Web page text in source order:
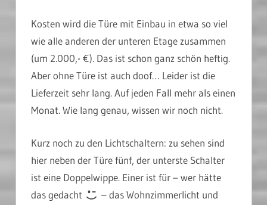
Kosten wird die Türe mit Einbau in etwa so viel
wie alle anderen der unteren Etage zusammen
(um 2.000,- €). Das ist schon ganz schön heftig.
Aber ohne Türe ist auch doof… Leider ist die
Lieferzeit sehr lang. Auf jeden Fall mehr als einen
Monat. Wie lang genau, wissen wir noch nicht.
Kurz noch zu den Lichtschaltern: zu sehen sind
hier neben der Türe fünf, der unterste Schalter
ist eine Doppelwippe. Einer ist für – wer hätte
das gedacht
– das Wohnzimmerlicht und